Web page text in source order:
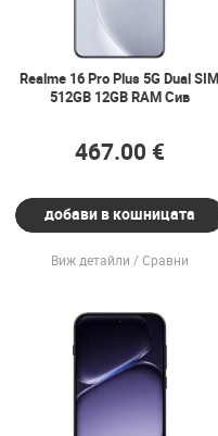
Realme 16 Pro Plus 5G Dual SIM
512GB 12GB RAM Сив
467.00 €
добави в кошницата
Виж детайли Сравни